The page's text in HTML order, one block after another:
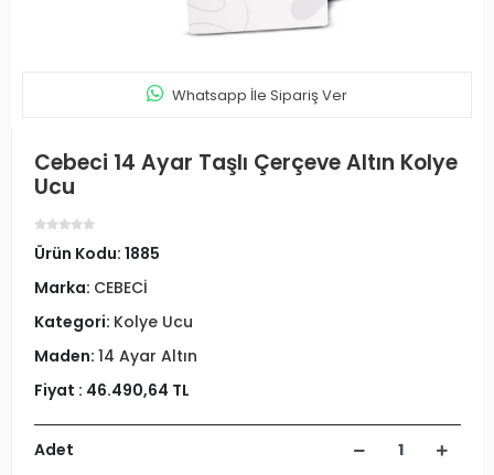
Whatsapp İle Sipariş Ver
Cebeci 14 Ayar Taşlı Çerçeve Altın Kolye
Ucu
Ürün Kodu: 1885
Marka: CEBECİ
Kategori: Kolye Ucu
Maden: 14 Ayar Altın
Fiyat : 46.490,64 TL
Adet